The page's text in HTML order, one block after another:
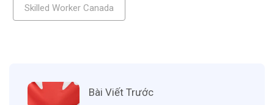
Skilled Worker Canada
Bài Viết Trước